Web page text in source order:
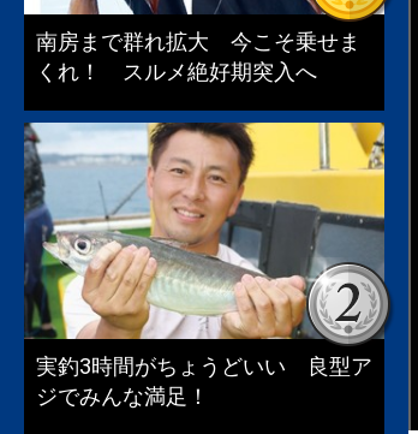
南房まで群れ拡大 今こそ乗せま
くれ！ スルメ絶好期突入へ
実釣3時間がちょうどいい 良型ア
ジでみんな満足！